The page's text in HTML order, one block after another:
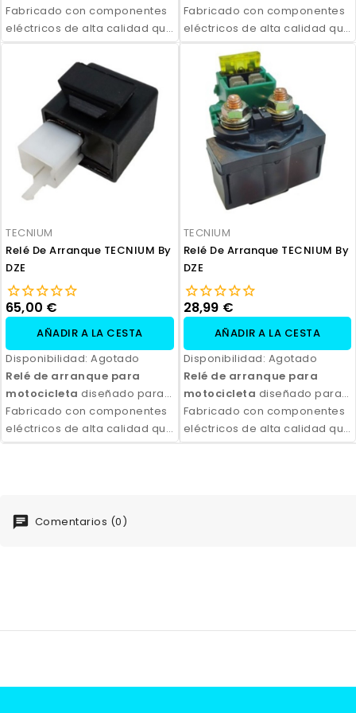
activar el motor de arranque
de forma rápida y segura al
accionar el sistema de
Fabricado con componentes
eléctricos de alta calidad que
garantizan una conexión
fiable, un arranque eficiente
del motor y una larga vida útil.
activar el motor de arranque
de forma rápida y segura al
accionar el sistema de
encendido.
Fabricado con componentes
eléctricos de alta calidad que
garantizan una conexión
fiable, un arranque eficiente
del motor y una larga vida útil.
TECNIUM
Relé De Arranque TECNIUM By
DZE
65,00 €
AÑADIR A LA CESTA
Disponibilidad: Agotado
Relé de arranque para
motocicleta diseñado para
activar el motor de arranque
de forma rápida y segura al
accionar el sistema de
Fabricado con componentes
eléctricos de alta calidad que
garantizan una conexión
TECNIUM
Relé De Arranque TECNIUM By
DZE
28,99 €
AÑADIR A LA CESTA
Disponibilidad: Agotado
Relé de arranque para
motocicleta diseñado para
activar el motor de arranque
de forma rápida y segura al
accionar el sistema de
Fabricado con componentes
eléctricos de alta calidad que
garantizan una conexión
Comentarios (0)